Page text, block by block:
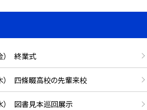
） 終業式
） 四條畷高校の先輩来校
） 図書見本巡回展示